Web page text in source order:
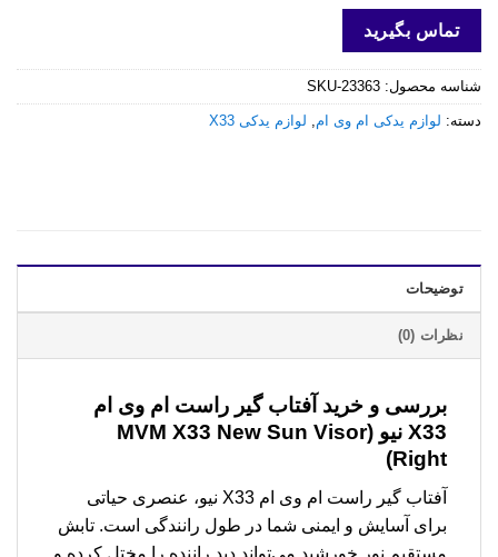
تماس بگیرید
شناسه محصول: SKU-23363
دسته: لوازم یدکی ام وی ام, لوازم یدکی X33
توضیحات
نظرات (0)
بررسی و خرید آفتاب گیر راست ام وی ام
X33 نیو (MVM X33 New Sun Visor
Right)
آفتاب گیر راست ام وی ام X33 نیو، عنصری حیاتی
برای آسایش و ایمنی شما در طول رانندگی است. تابش
مستقیم نور خورشید می‌تواند دید راننده را مختل کرده و